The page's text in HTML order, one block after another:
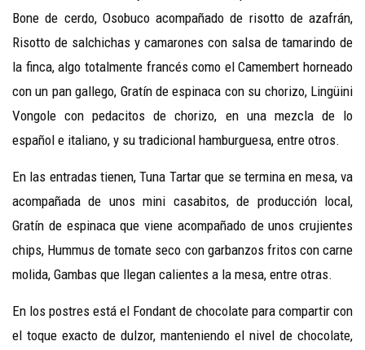
Bone de cerdo, Osobuco acompañado de risotto de azafrán,
Risotto de salchichas y camarones con salsa de tamarindo de
la finca, algo totalmente francés como el Camembert horneado
con un pan gallego, Gratín de espinaca con su chorizo, Lingüini
Vongole con pedacitos de chorizo, en una mezcla de lo
español e italiano, y su tradicional hamburguesa, entre otros.
En las entradas tienen, Tuna Tartar que se termina en mesa, va
acompañada de unos mini casabitos, de producción local,
Gratín de espinaca que viene acompañado de unos crujientes
chips, Hummus de tomate seco con garbanzos fritos con carne
molida, Gambas que llegan calientes a la mesa, entre otras.
En los postres está el Fondant de chocolate para compartir con
el toque exacto de dulzor, manteniendo el nivel de chocolate,